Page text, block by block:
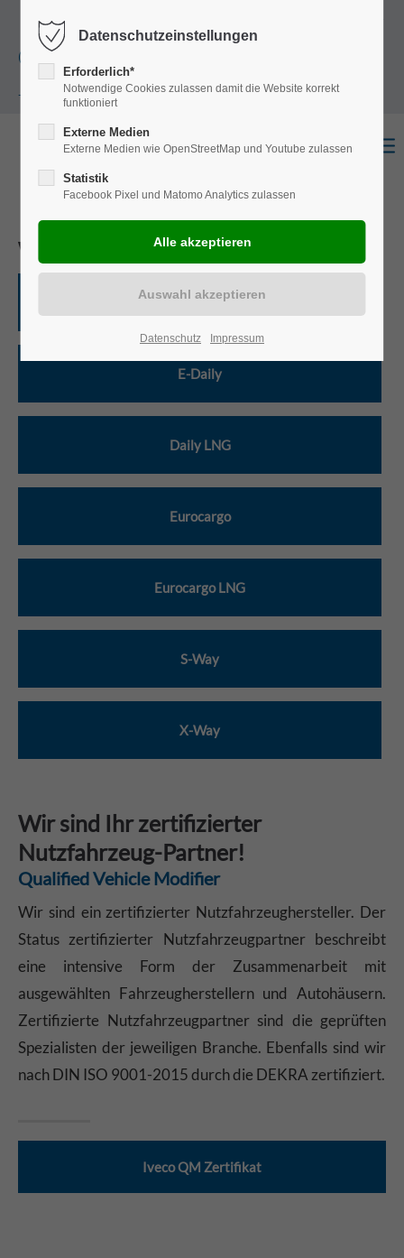
+49
(0)251 322 631
- 0
Wählen Sie ein Modell
Daily
E-Daily
Daily LNG
Eurocargo
Eurocargo LNG
S-Way
X-Way
Wir sind Ihr zertifizierter
Nutzfahrzeug-Partner!
Qualified Vehicle Modifier
Wir sind ein zertifizierter Nutzfahrzeughersteller. Der
Status zertifizierter Nutzfahrzeugpartner beschreibt
eine intensive Form der Zusammenarbeit mit
ausgewählten Fahrzeugherstellern und Autohäusern.
Zertifizierte Nutzfahrzeugpartner sind die geprüften
Spezialisten der jeweiligen Branche. Ebenfalls sind wir
nach DIN ISO 9001-2015 durch die DEKRA zertifiziert.
Iveco QM Zertifikat
Datenschutzeinstellungen
Erforderlich*
Notwendige Cookies zulassen damit die Website korrekt
funktioniert
Externe Medien
Externe Medien wie OpenStreetMap und Youtube zulassen
Statistik
Facebook Pixel und Matomo Analytics zulassen
Datenschutz Impressum